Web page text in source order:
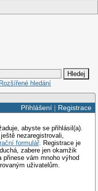
Rozšířené hledání
Přihlášení| Registrace
abyste se přihlásil(a).
nezaregistrovali,
formulář. Registrace je
zabere jen okamžik
přinese vám mnoho výhod
uživatelům.